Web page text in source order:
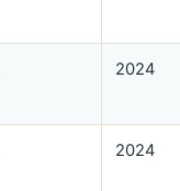
2024
2024